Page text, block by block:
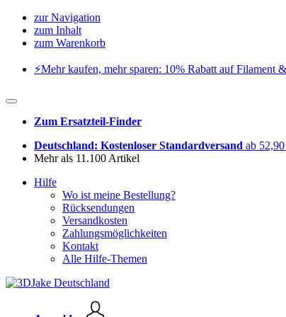
zur Navigation
zum Inhalt
zum Warenkorb
⚡️Mehr kaufen, mehr sparen: 10% Rabatt auf Filament
Zum Ersatzteil-Finder
Deutschland: Kostenloser Standardversand ab
Mehr als 11.100 Artikel
Hilfe
Wo ist meine Bestellung?
Rücksendungen
Versandkosten
Zahlungsmöglichkeiten
Kontakt
Alle Hilfe-Themen